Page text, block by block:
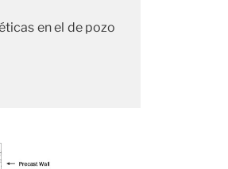
en el de pozo